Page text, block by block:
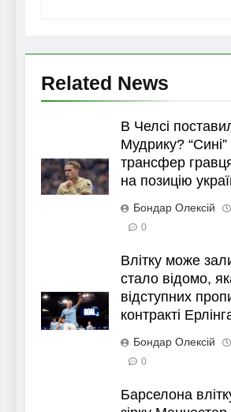
Related News
В Челсі
Мудрику?
трансфер
на позицію
Бондар Олексій
0
Влітку може
стало відомо,
відступних
контракті
Бондар Олексій
0
Барселона